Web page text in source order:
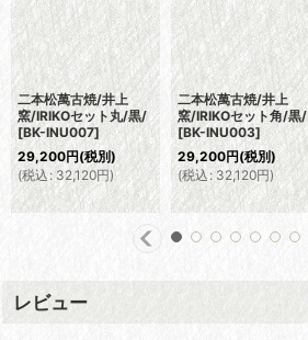
二本松萬古焼/井上
窯/IRIKOセット丸/黒/
[BK-INU007]
29,200円(税別)
(税込 : 32,120円)
二本松萬古焼/井上
窯/IRIKOセット角/黒/
[BK-INU003]
29,200円(税別)
(税込 : 32,120円)
レビュー